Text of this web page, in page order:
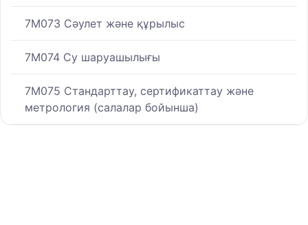
7M073 Сәулет және құрылыс
7M074 Су шаруашылығы
7M075 Стандарттау, сертификаттау және
метрология (салалар бойынша)